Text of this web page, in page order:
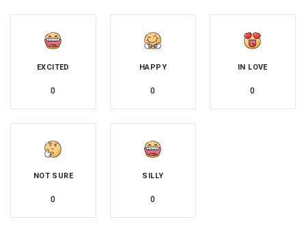
EXCITED
0
HAPPY
0
IN LOVE
0
NOT SURE
0
SILLY
0